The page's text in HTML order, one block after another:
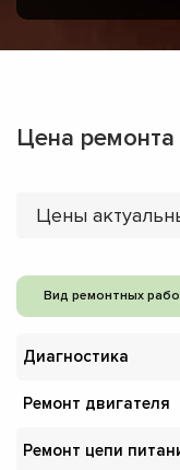
Цена
Цены
Вид ремонтных
Диагностика
Ремонт двигателя
Ремонт цепи